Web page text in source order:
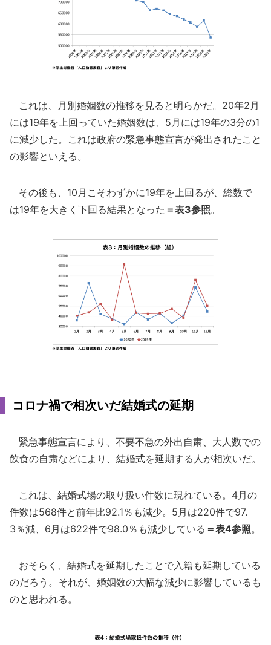
これは、月別婚姻数の推移を見ると明らかだ。20年2月
には19年を上回っていた婚姻数は、5月には19年の3分の1
に減少した。これは政府の緊急事態宣言が発出されたこと
の影響といえる。
その後も、10月こそわずかに19年を上回るが、総数で
は19年を大きく下回る結果となった ＝表3参照。
コロナ禍で相次いだ結婚式の延期
緊急事態宣言により、不要不急の外出自粛、大人数での
飲食の自粛などにより、結婚式を延期する人が相次いだ。
これは、結婚式場の取り扱い件数に現れている。4月の
件数は568件と前年比92.1％も減少。5月は220件で97.
3％減、6月は622件で98.0％も減少している ＝表4参照。
おそらく、結婚式を延期したことで入籍も延期している
のだろう。それが、婚姻数の大幅な減少に影響しているも
のと思われる。